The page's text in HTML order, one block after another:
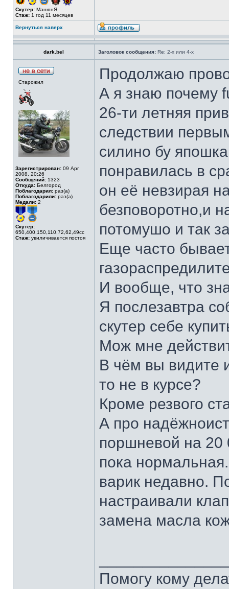
Скутер: МанюнЯ
Стаж: 1 год 11 месяцев
Вернуться наверх
dark.bel Заголовок сообщения: Re: 2-х или 4-х
Старожил
Зарегистрирован: 09 Apr
2008, 20:26
Сообщений: 1323
Откуда: Белгород
Поблагодарил: раз(а)
Поблагодарили: раз(а)
Медали: 2
Скутер:
650,400,150,110,72,62,49сс
Стаж: увиличивается постоя
Продолжаю
А я знаю почему
26-ти летняя
следствии
силино бу
понравилась в
он её невзирая
безповоротно,и
потомушо и так
Еще часто
И вообще, что
Я послезавтра
скутер себе
Мож мне
В чём вы видите
то не в курсе?
Кроме резвого
А про
поршневой на 20
пока
варик недавно.
настраивали
замена масла
Помогу кому